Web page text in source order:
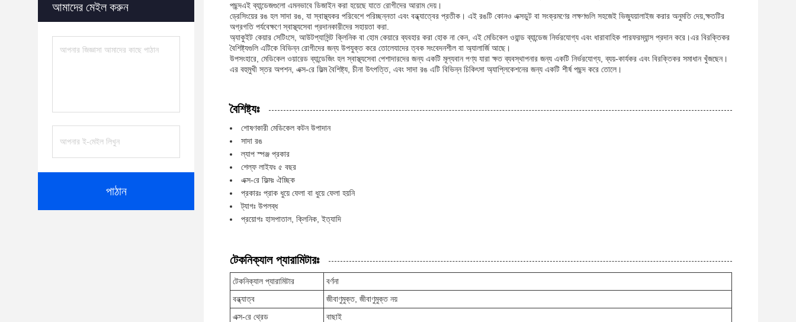
আমাদের মেইল করুন
পাঠান
পছন্দএই ব্যান্ডেজগুলো এমনভাবে ডিজাইন করা হয়েছে যাতে রোগীদের আরাম দেয়।
ড্রেসিংয়ের রঙ হল সাদা রঙ, যা স্বাস্থ্যকর পরিবেশে পরিচ্ছন্নতা এবং বন্ধ্যাত্বের প্রতীক। এই রঙটি কোনও এক্সডুট বা সংক্রমণের লক্ষণগুলি সহজেই ভিজ্যুয়ালাইজ করার অনুমতি দেয়,ক্ষতটির
অগ্রগতি পর্যবেক্ষণে স্বাস্থ্যসেবা প্রদানকারীদের সহায়তা করা.
অ্যাকুইট কেয়ার সেটিংসে, আউটপ্যাসিন্ট ক্লিনিক বা হোম কেয়ারে ব্যবহার করা হোক না কেন, এই মেডিকেল ওয়ান্ড ব্যান্ডেজ নির্ভরযোগ্য এবং ধারাবাহিক পারফরম্যান্স প্রদান করে।এর বিরক্তিকর
বৈশিষ্ট্যগুলি এটিকে বিভিন্ন রোগীদের জন্য উপযুক্ত করে তোলেযাদের ত্বক সংবেদনশীল বা অ্যালার্জি আছে।
উপসংহারে, মেডিকেল ওয়ারেড ব্যান্ডেজিং হল স্বাস্থ্যসেবা পেশাদারদের জন্য একটি মূল্যবান পণ্য যারা ক্ষত ব্যবস্থাপনার জন্য একটি নির্ভরযোগ্য, ব্যয়-কার্যকর এবং বিরক্তিকর সমাধান খুঁজছেন।
এর বহুমুখী স্তর অপশন, এক্স-রে ফিল্ম বৈশিষ্ট্য, চীনা উৎপত্তি, এবং সাদা রঙ এটি বিভিন্ন চিকিৎসা অ্যাপ্লিকেশনের জন্য একটি শীর্ষ পছন্দ করে তোলে।
বৈশিষ্ট্যঃ
শোষণকারী মেডিকেল কটন উপাদান
সাদা রঙ
ল্যাপ স্পঞ্জ প্রকার
শেল্ফ লাইফঃ ৫ বছর
এক্স-রে ফিল্মঃ ঐচ্ছিক
প্রকারঃ প্রাক ধুয়ে ফেলা বা ধুয়ে ফেলা হয়নি
ট্যাগঃ উপলব্ধ
প্রয়োগঃ হাসপাতাল, ক্লিনিক, ইত্যাদি
টেকনিক্যাল প্যারামিটারঃ
টেকনিক্যাল প্যারামিটার
বর্ণনা
বন্ধ্যাত্ব
জীবাণুমুক্ত, জীবাণুমুক্ত নয়
এক্স-রে থ্রেড
বাছাই